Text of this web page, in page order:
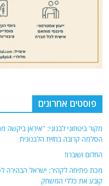
פוסטים אחרונים
מקור ביטחוני לבנוני: "איראן
הסלמה קרובה בחזית הלבנונית
החלום ושוברו!
מכת פתיחה לקהיר: ישראל הבהירה
קובע את כללי המשחק